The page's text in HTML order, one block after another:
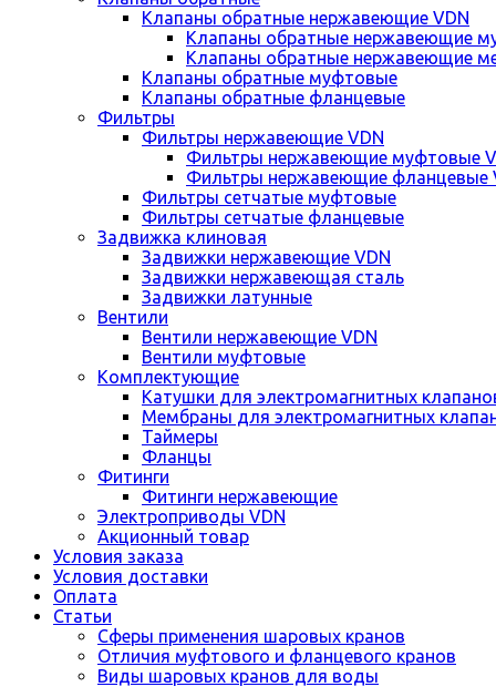
Клапаны обратные нержавеющие VDN
Клапаны обратные нержавеющие
Клапаны обратные нержавеющие
Клапаны обратные муфтовые
Клапаны обратные фланцевые
Фильтры
Фильтры нержавеющие VDN
Фильтры нержавеющие муфтовые
Фильтры нержавеющие фланцевые
Фильтры сетчатые муфтовые
Фильтры сетчатые фланцевые
Задвижка клиновая
Задвижки нержавеющие VDN
Задвижки нержавеющая сталь
Задвижки латунные
Вентили
Вентили нержавеющие VDN
Вентили муфтовые
Комплектующие
Катушки для электромагнитных
Мембраны для электромагнитных
Таймеры
Фланцы
Фитинги
Фитинги нержавеющие
Электроприводы VDN
Акционный товар
Условия заказа
Условия доставки
Оплата
Статьи
Сферы применения шаровых кранов
Отличия муфтового и фланцевого кранов
Виды шаровых кранов для воды